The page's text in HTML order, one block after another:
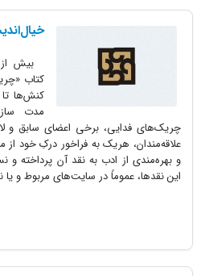
بیش از
کتاب
مدت
چریک‌های فدایی، برخی اعضای سابق و
علاقه‌مندان، هریک به فراخور درکِ خود از
و بهره‌مندی از ادب به نقد آن پرداخته و
این نقدها، عموماً در سایت‌های مربوط و یا